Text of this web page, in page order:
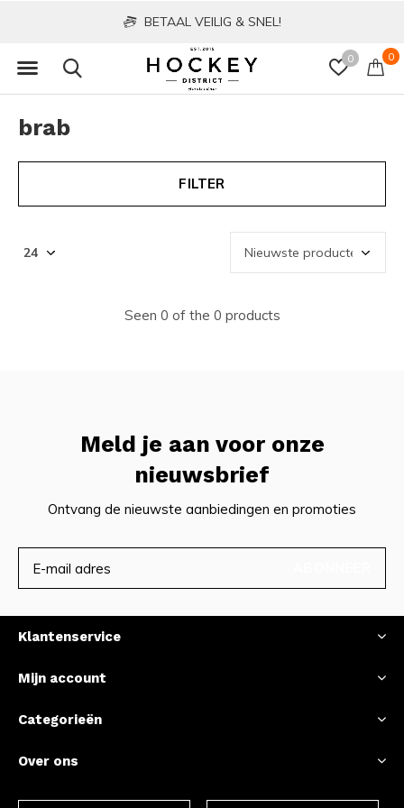
0 0
BETAAL VEILIG & SNEL!
brab
FILTER
Seen 0 of the 0 products
Meld je aan voor onze
nieuwsbrief
Ontvang de nieuwste aanbiedingen en promoties
Klantenservice
Mijn account
Categorieën
Over ons